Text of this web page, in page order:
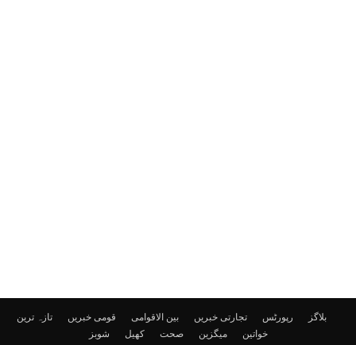
تازہ ترین قومی خبریں بین الاقوامی تجارتی خبریں رپورٹس
بلاگز
شوبز
کھیل صحت میگزین خواتین